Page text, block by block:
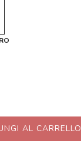
AL CARRELLO